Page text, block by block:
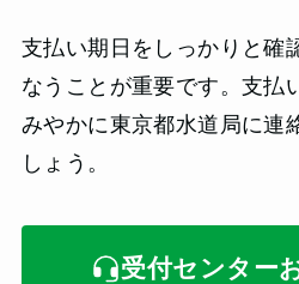
支払い期日をしっかりと確
なうことが重要です。支払
みやかに東京都水道局に連
しょう。
受付センター